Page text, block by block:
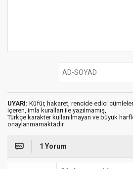
UYARI: Küfür, hakaret, rencide edici
içeren, imla kuralları ile yazılmamış,
Türkçe karakter kullanılmayan ve büyük
onaylanmamaktadır.
1 Yorum